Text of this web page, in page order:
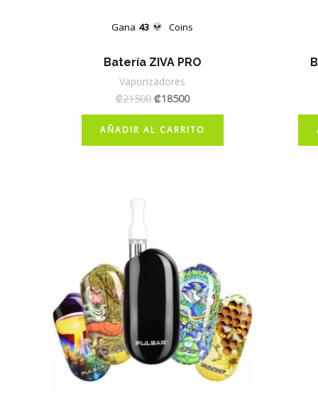
Gana 43 Coins
Batería ZIVA PRO
Vaporizadores
₡21500 El
original
era:
₡21500.
₡18500El
actual
es:
₡18500.
AÑADIR AL CARRITO